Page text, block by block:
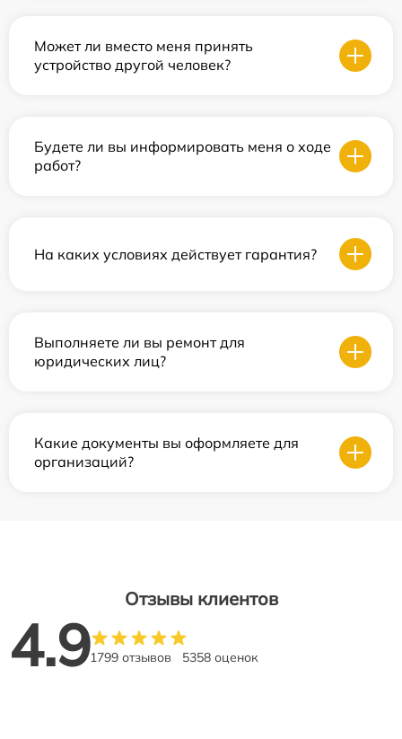
Может ли вместо меня принять
устройство другой человек?
Будете ли вы информировать меня о ходе
работ?
На каких условиях действует гарантия?
Выполняете ли вы ремонт для
юридических лиц?
Какие документы вы оформляете для
организаций?
Отзывы клиентов
4.91799 отзывов 5358 оценок